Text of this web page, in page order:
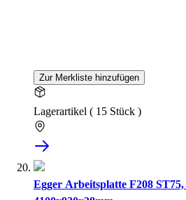
Zur Merkliste hinzufügen
Lagerartikel ( 15 Stück )
Egger Arbeitsplatte F208